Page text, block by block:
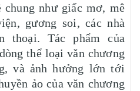
chung như giấc mơ, mê
gương soi, các nhà
thoại. Tác phẩm của
thể loại văn chương
và ảnh hưởng lớn tới
ảo của văn chương